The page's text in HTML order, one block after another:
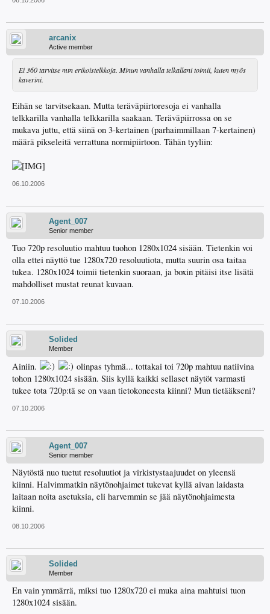
arcanix
Active member
Ei 360 tarvitse mtn erikoistelkkoja. Minun vanhalla telkallani toimii, kuten myös
kaverini.
Eihän se tarvitsekaan. Mutta teräväpiirtoresoja ei vanhalla
telkkarilla vanhalla telkkarilla saakaan. Teräväpiirrossa on se
mukava juttu, että siinä on 3-kertainen (parhaimmillaan 7-kertainen)
määrä pikseleitä verrattuna normipiirtoon. Tähän tyyliin:
06.10.2006
Agent_007
Senior member
Tuo 720p resoluutio mahtuu tuohon 1280x1024 sisään. Tietenkin voi
olla ettei näyttö tue 1280x720 resoluutiota, mutta suurin osa taitaa
tukea. 1280x1024 toimii tietenkin suoraan, ja boxin pitäisi itse lisätä
mahdolliset mustat reunat kuvaan.
07.10.2006
Solided
Member
Ainiin.
olinpas tyhmä... tottakai toi 720p mahtuu natiivina
tohon 1280x1024 sisään. Siis kyllä kaikki sellaset näytöt varmasti
tukee tota 720p:tä se on vaan tietokoneesta kiinni? Mun tietääkseni?
07.10.2006
Agent_007
Senior member
Näytöstä nuo tuetut resoluutiot ja virkistystaajuudet on yleensä
kiinni. Halvimmatkin näytönohjaimet tukevat kyllä aivan laidasta
laitaan noita asetuksia, eli harvemmin se jää näytönohjaimesta
kiinni.
08.10.2006
Solided
Member
En vain ymmärrä, miksi tuo 1280x720 ei muka aina mahtuisi tuon
1280x1024 sisään.